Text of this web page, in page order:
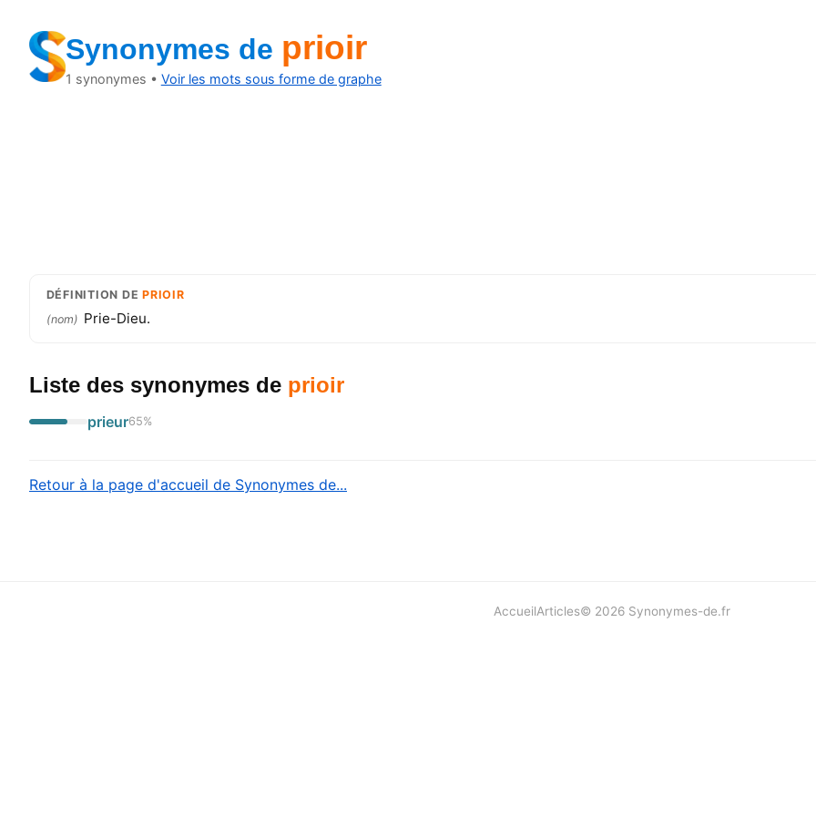
Synonymes de prioir
1 synonymes • Voir les mots sous forme de graphe
DÉFINITION DEPRIOIR
(nom) Prie-Dieu.
Liste des synonymes de prioir
prieur65%
Retour à la page d'accueil de Synonymes de...
AccueilArticles© 2026 Synonymes-de.fr